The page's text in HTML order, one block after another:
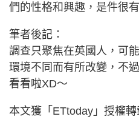
們的性格和興趣，是件很有
筆者後記：
調查只聚焦在英國人，可
環境不同而有所改變，不
看看啦XD～
本文獲「ETtoday」授權轉